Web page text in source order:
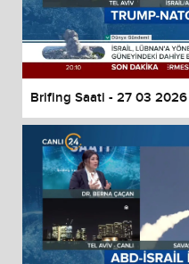
Brifing Saati - 27 03 2026